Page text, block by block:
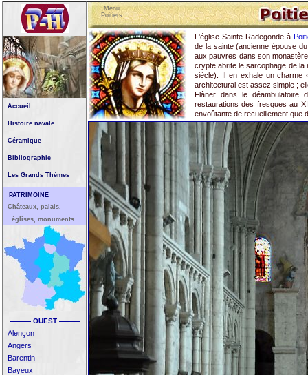
Accueil
Histoire navale
Céramique
Bibliographie
Les Grands Thèmes
PATRIMOINE
Châteaux, palais,
églises, monuments
——— OUEST ———
Alençon
Angers
Barentin
Bayeux
L'église Sainte-Radegonde à
de la sainte (ancienne épouse
aux pauvres dans son
crypte abrite le sarcophage de
siècle). Il en exhale un charme
architectural est assez simple ;
Flâner dans le déambulatoire
restaurations des fresques au
envoûtante de recueillement que
Menu
Poitiers